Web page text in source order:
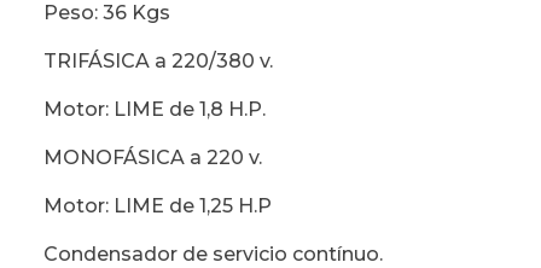
Peso: 36 Kgs
TRIFÁSICA a 220/380 v.
Motor: LIME de 1,8 H.P.
MONOFÁSICA a 220 v.
Motor: LIME de 1,25 H.P
Condensador de servicio contínuo.